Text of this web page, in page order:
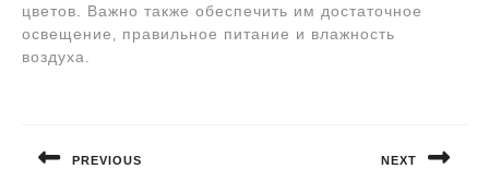
цветов. Важно также обеспечить им достаточное
освещение‚ правильное питание и влажность
воздуха.
записям
PREVIOUS NEXT